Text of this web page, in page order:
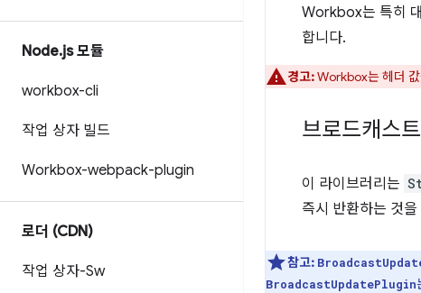
Node.js 모듈
workbox-cli
작업 상자 빌드
Workbox-webpack-plugin
로더 (CDN)
작업 상자-Sw
Workbox는 특히
합니다.
경고:Workbox는 헤더
브로드캐스
이 라이브러리는
즉시 반환하는 것
참고:
BroadcastUpdatePlugin